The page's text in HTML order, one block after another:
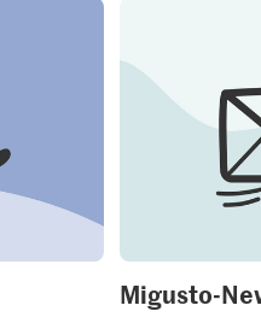
Migusto-